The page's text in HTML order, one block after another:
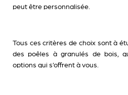
peut être personnalisée.
Tous ces critères de choix sont à
des poêles à granulés de bois,
options qui s’offrent à vous.